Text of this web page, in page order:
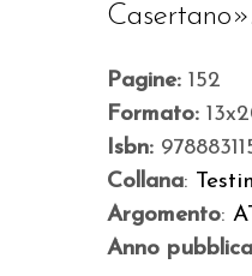
Casertano».
Pagine: 152
Formato:
Isbn:
Collana:
Argomento:
Anno